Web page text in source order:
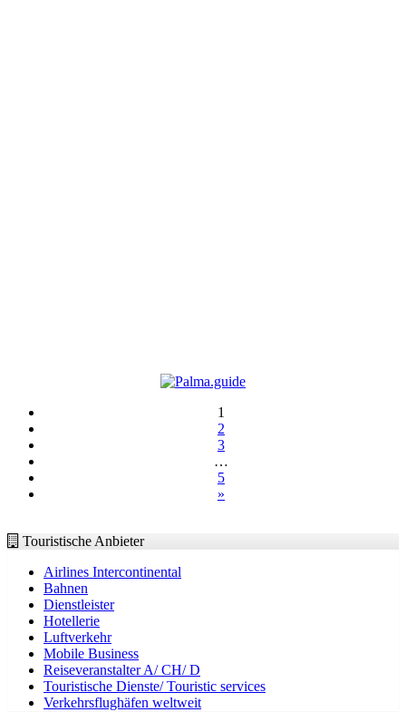
1
2
3
…
5
»
Touristische Anbieter
Airlines Intercontinental
Bahnen
Dienstleister
Hotellerie
Luftverkehr
Mobile Business
Reiseveranstalter A/ CH/ D
Touristische Dienste/ Touristic services
Verkehrsflughäfen weltweit